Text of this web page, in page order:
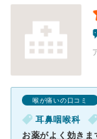
喉が痛いの口コミ
耳鼻咽喉科
お薬がよく効きま